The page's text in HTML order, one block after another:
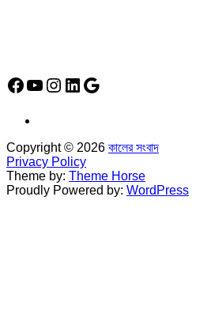
Facebook
YouTube
Instagram
LinkedIn
Google
Copyright © 2026 কালের সংবাদ
Privacy Policy
Theme by: Theme Horse
Proudly Powered by: WordPress